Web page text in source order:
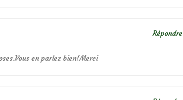
en parlez bien!Merci
Répondre